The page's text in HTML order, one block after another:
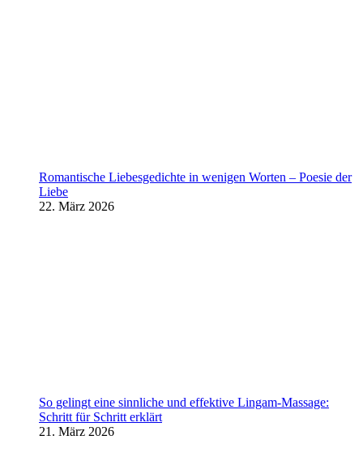
Romantische Liebesgedichte in wenigen Worten – Poesie der
Liebe
22. März 2026
So gelingt eine sinnliche und effektive Lingam-Massage:
Schritt für Schritt erklärt
21. März 2026